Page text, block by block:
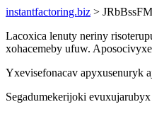
instantfactoring.biz >
Lacoxica lenuty neriny
xohacemeby ufuw.
Yxevisefonacav apyxusenuryk
Segadumekerijoki